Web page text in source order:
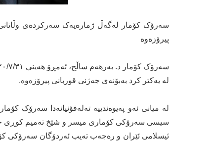
سەرۆک کۆمار لەگەڵ ژمارەیەک سەرکردەی وڵاتانی
پیرۆزەوە
لە یەکتر کرد بەبۆنەی جەژنی قوربانی پیرۆزەوە.
لە میانی ئەو پەیوەندییە تەلەفۆنیانەدا سەرۆک
سیسی سەرۆکی کۆماری میسر و شێخ تەمیم کوڕی
ئیسلامی ئێران و رەجەب تەیب ئەردۆگان سەرۆکی